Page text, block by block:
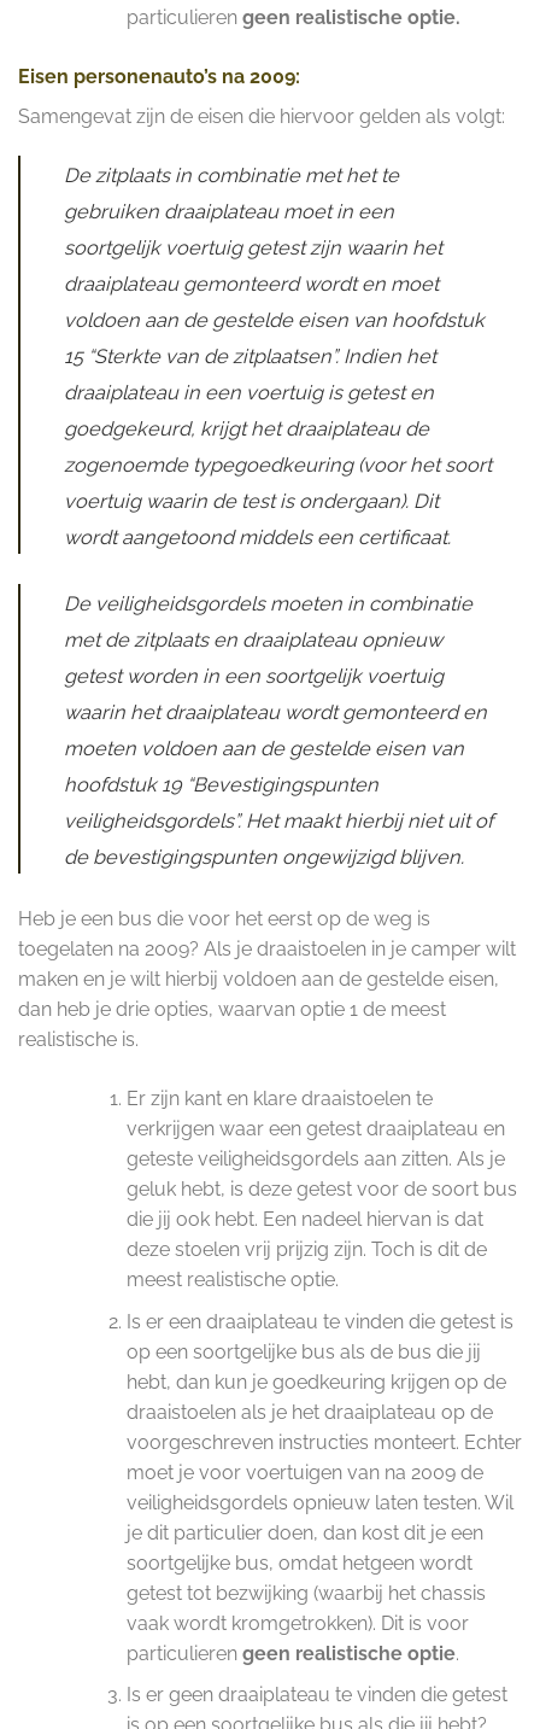
particulieren geen realistische optie.
Eisen personenauto’s na 2009:
Samengevat zijn de eisen die hiervoor gelden als volgt:
De zitplaats in combinatie met het te
gebruiken draaiplateau moet in een
soortgelijk voertuig getest zijn waarin het
draaiplateau gemonteerd wordt en moet
voldoen aan de gestelde eisen van hoofdstuk
15 “Sterkte van de zitplaatsen”. Indien het
draaiplateau in een voertuig is getest en
goedgekeurd, krijgt het draaiplateau de
zogenoemde typegoedkeuring (voor het soort
voertuig waarin de test is ondergaan). Dit
wordt aangetoond middels een certificaat.
De veiligheidsgordels moeten in combinatie
met de zitplaats en draaiplateau opnieuw
getest worden in een soortgelijk voertuig
waarin het draaiplateau wordt gemonteerd en
moeten voldoen aan de gestelde eisen van
hoofdstuk 19 “Bevestigingspunten
veiligheidsgordels”. Het maakt hierbij niet uit of
de bevestigingspunten ongewijzigd blijven.
Heb je een bus die voor het eerst op de weg is
toegelaten na 2009? Als je draaistoelen in je camper wilt
maken en je wilt hierbij voldoen aan de gestelde eisen,
dan heb je drie opties, waarvan optie 1 de meest
realistische is.
Er zijn kant en klare draaistoelen te
verkrijgen waar een getest draaiplateau en
geteste veiligheidsgordels aan zitten. Als je
geluk hebt, is deze getest voor de soort bus
die jij ook hebt. Een nadeel hiervan is dat
deze stoelen vrij prijzig zijn. Toch is dit de
meest realistische optie.
Is er een draaiplateau te vinden die getest is
op een soortgelijke bus als de bus die jij
hebt, dan kun je goedkeuring krijgen op de
draaistoelen als je het draaiplateau op de
voorgeschreven instructies monteert. Echter
moet je voor voertuigen van na 2009 de
veiligheidsgordels opnieuw laten testen. Wil
je dit particulier doen, dan kost dit je een
soortgelijke bus, omdat hetgeen wordt
getest tot bezwijking (waarbij het chassis
vaak wordt kromgetrokken). Dit is voor
particulieren geen realistische optie.
Is er geen draaiplateau te vinden die getest